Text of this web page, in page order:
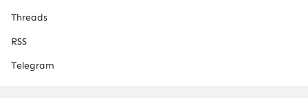
Threads
RSS
Telegram